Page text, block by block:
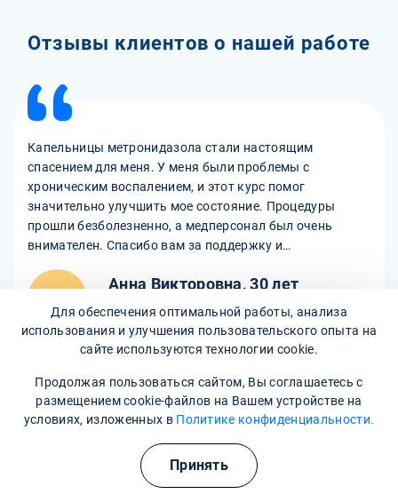
Отзывы клиентов о нашей работе
Капельницы метронидазола стали настоящим
спасением для меня. У меня были проблемы с
хроническим воспалением, и этот курс помог
значительно улучшить мое состояние. Процедуры
прошли безболезненно, а медперсонал был очень
внимателен. Спасибо вам за поддержку и
Анна Викторовна, 30 лет
Пациент
Подробнее
Для обеспечения оптимальной работы, анализа
использования и улучшения пользовательского опыта на
сайте используются технологии cookie.
Продолжая пользоваться сайтом, Вы соглашаетесь с
размещением cookie-файлов на Вашем устройстве на
условиях, изложенных в Политике конфиденциальности.
Принять